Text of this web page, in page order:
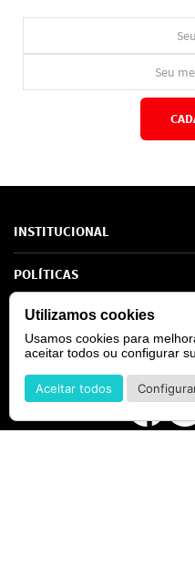
INSTITUCIONAL
Sobre Nós
Marcas
SAC de marcas
Como comprar
POLÍTICAS
Política de Privacidade
Troca e Devoluções
Formas de Pagamento
Regra de Frete Grátis
AJUDA
Atendimento
SIGA-NOS
Utilizamos cookies
Usamos cookies para
aceitar todos ou configurar
Aceitar todos